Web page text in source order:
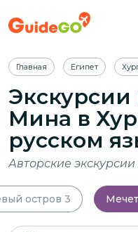
Главная Египет
Экскурсии
Мина в
русском
Авторские
остров 3